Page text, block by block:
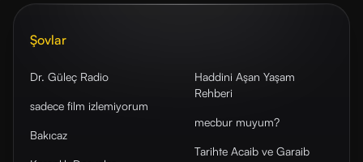
Şovlar
Dr. Güleç Radio
sadece film izlemiyorum
Bakıcaz
Haddini Aşan Yaşam
Rehberi
mecbur muyum?
Tarihte Acaib ve Garaib